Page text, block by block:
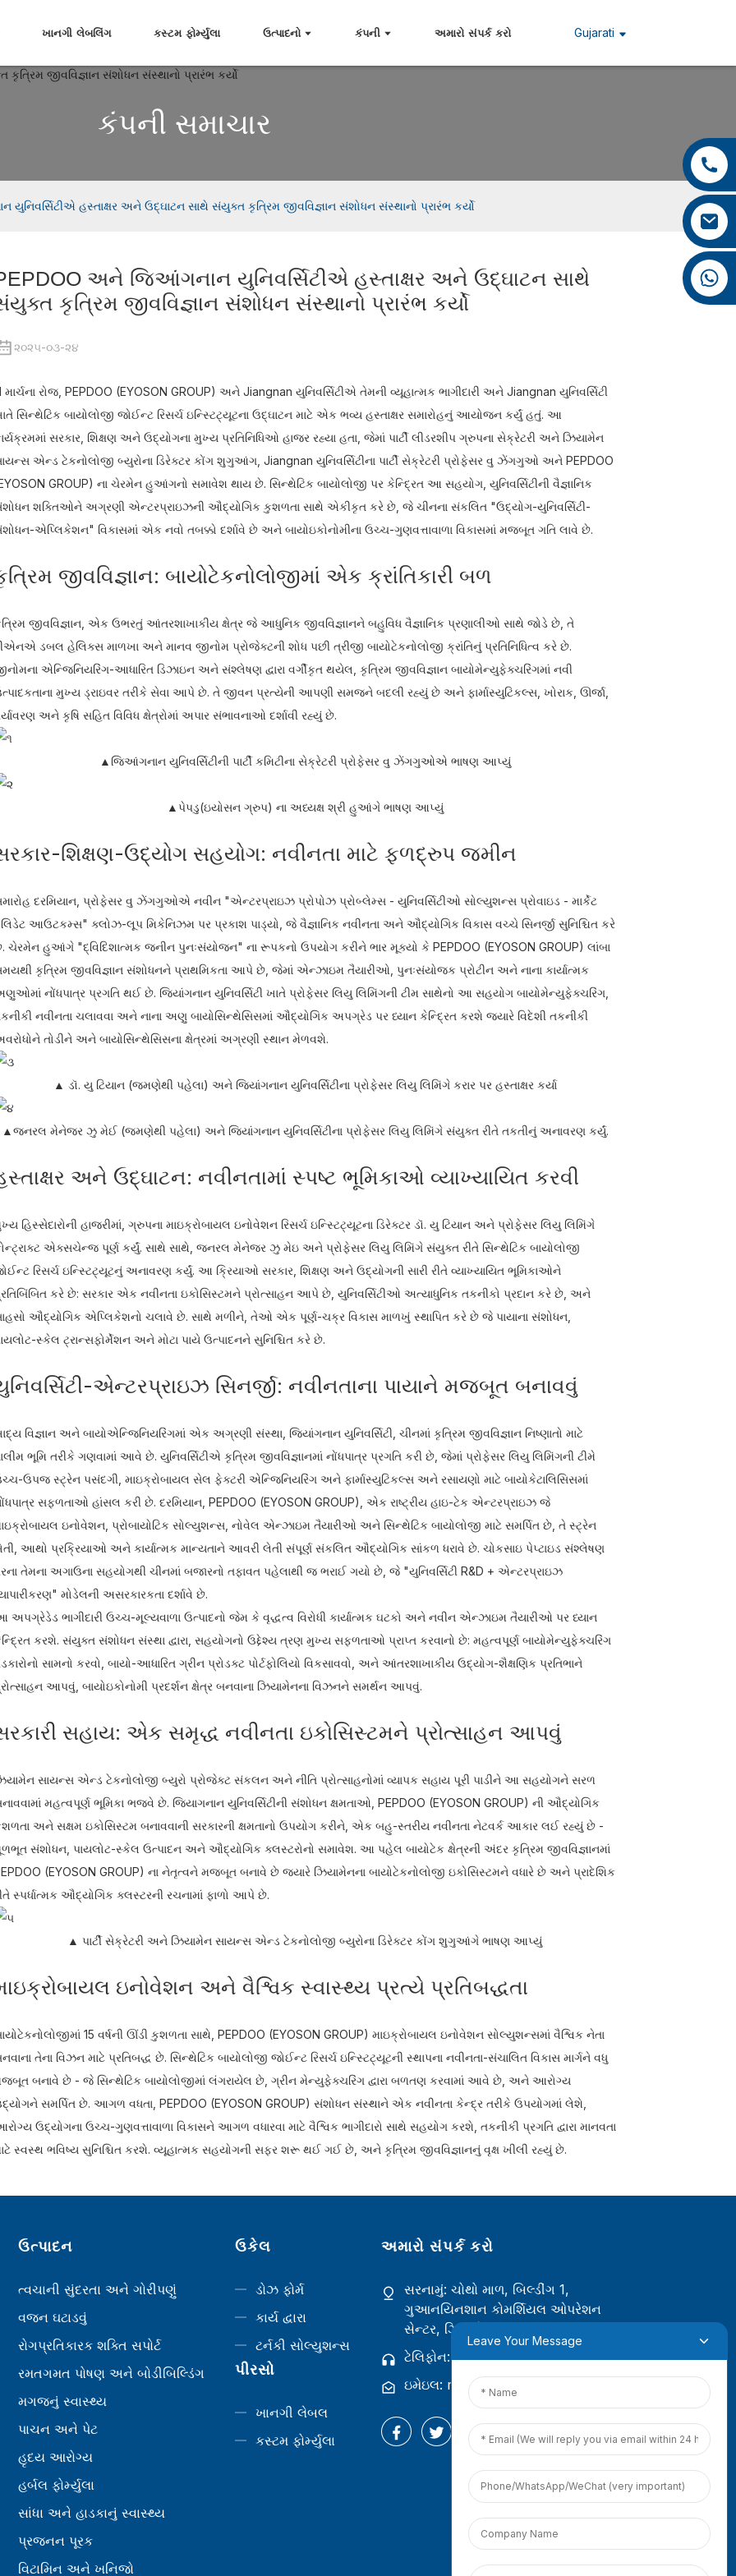
ખાનગી લેબલિંગ કસ્ટમ ફોર્મ્યુલા ઉત્પાદનો કંપની અમારો સંપર્ક કરો Gujarati
+86 0592 5599526
+86 18965423693
કંપની સમાચાર
હસ્તાક્ષર અને ઉદ્ઘાટન સાથે સંયુક્ત કૃત્રિમ જીવવિજ્ઞાન સંશોધન સંસ્થાનો પ્રારંભ કર્યો
અને જિઆંગનાન યુનિવર્સિટીએ હસ્તાક્ષર અને ઉદ્ઘાટન સાથે
કૃત્રિમ જીવવિજ્ઞાન સંશોધન સંસ્થાનો પ્રારંભ કર્યો
૨૦૨૫-૦૩-૨૪
માર્ચના રોજ, PEPDOO (EYOSON GROUP) અને Jiangnan યુનિવર્સિટીએ તેમની વ્યૂહાત્મક ભાગીદારી અને Jiangnan યુનિવર્સિટી
સિન્થેટિક બાયોલોજી જોઈન્ટ રિસર્ચ ઇન્સ્ટિટ્યૂટના ઉદ્ઘાટન માટે એક ભવ્ય હસ્તાક્ષર સમારોહનું આયોજન કર્યું હતું. આ
સરકાર, શિક્ષણ અને ઉદ્યોગના મુખ્ય પ્રતિનિધિઓ હાજર રહ્યા હતા, જેમાં પાર્ટી લીડરશીપ ગ્રુપના સેક્રેટરી અને ઝિયામેન
એન્ડ ટેકનોલોજી બ્યુરોના ડિરેક્ટર કોંગ શુગુઆંગ, Jiangnan યુનિવર્સિટીના પાર્ટી સેક્રેટરી પ્રોફેસર વુ ઝેંગગુઓ અને PEPDOO
GROUP) ના ચેરમેન હુઆંગનો સમાવેશ થાય છે. સિન્થેટિક બાયોલોજી પર કેન્દ્રિત આ સહયોગ, યુનિવર્સિટીની વૈજ્ઞાનિક
શક્તિઓને અગ્રણી એન્ટરપ્રાઇઝની ઔદ્યોગિક કુશળતા સાથે એકીકૃત કરે છે, જે ચીનના સંકલિત "ઉદ્યોગ-યુનિવર્સિટી-
એપ્લિકેશન" વિકાસમાં એક નવો તબક્કો દર્શાવે છે અને બાયોઇકોનોમીના ઉચ્ચ-ગુણવત્તાવાળા વિકાસમાં મજબૂત ગતિ લાવે છે.
જીવવિજ્ઞાન: બાયોટેકનોલોજીમાં એક ક્રાંતિકારી બળ
જીવવિજ્ઞાન, એક ઉભરતું આંતરશાખાકીય ક્ષેત્ર જે આધુનિક જીવવિજ્ઞાનને બહુવિધ વૈજ્ઞાનિક પ્રણાલીઓ સાથે જોડે છે, તે
ડબલ હેલિક્સ માળખા અને માનવ જીનોમ પ્રોજેક્ટની શોધ પછી ત્રીજી બાયોટેકનોલોજી ક્રાંતિનું પ્રતિનિધિત્વ કરે છે.
એન્જિનિયરિંગ-આધારિત ડિઝાઇન અને સંશ્લેષણ દ્વારા વર્ગીકૃત થયેલ, કૃત્રિમ જીવવિજ્ઞાન બાયોમેન્યુફેક્ચરિંગમાં નવી
મુખ્ય ડ્રાઇવર તરીકે સેવા આપે છે. તે જીવન પ્રત્યેની આપણી સમજને બદલી રહ્યું છે અને ફાર્માસ્યુટિકલ્સ, ખોરાક, ઊર્જા,
અને કૃષિ સહિત વિવિધ ક્ષેત્રોમાં અપાર સંભાવનાઓ દર્શાવી રહ્યું છે.
▲જિઆંગનાન યુનિવર્સિટીની પાર્ટી કમિટીના સેક્રેટરી પ્રોફેસર વુ ઝેંગગુઓએ ભાષણ આપ્યું
▲પેપડુ(ઇયોસન ગ્રુપ) ના અધ્યક્ષ શ્રી હુઆંગે ભાષણ આપ્યું
શિક્ષણ-ઉદ્યોગ સહયોગ: નવીનતા માટે ફળદ્રુપ જમીન
દરમિયાન, પ્રોફેસર વુ ઝેંગગુઓએ નવીન "એન્ટરપ્રાઇઝ પ્રોપોઝ પ્રોબ્લેમ્સ - યુનિવર્સિટીઓ સોલ્યુશન્સ પ્રોવાઇડ - માર્કેટ
આઉટકમ્સ" ક્લોઝ-લૂપ મિકેનિઝમ પર પ્રકાશ પાડ્યો, જે વૈજ્ઞાનિક નવીનતા અને ઔદ્યોગિક વિકાસ વચ્ચે સિનર્જી સુનિશ્ચિત કરે
ચેરમેન હુઆંગે "દ્વિદિશાત્મક જનીન પુનઃસંયોજન" ના રૂપકનો ઉપયોગ કરીને ભાર મૂક્યો કે PEPDOO (EYOSON GROUP) લાંબા
કૃત્રિમ જીવવિજ્ઞાન સંશોધનને પ્રાથમિકતા આપે છે, જેમાં એન્ઝાઇમ તૈયારીઓ, પુનઃસંયોજક પ્રોટીન અને નાના કાર્યાત્મક
નોંધપાત્ર પ્રગતિ થઈ છે. જિયાંગનાન યુનિવર્સિટી ખાતે પ્રોફેસર લિયુ લિમિંગની ટીમ સાથેનો આ સહયોગ બાયોમેન્યુફેક્ચરિંગ,
નવીનતા ચલાવવા અને નાના અણુ બાયોસિન્થેસિસમાં ઔદ્યોગિક અપગ્રેડ પર ધ્યાન કેન્દ્રિત કરશે જ્યારે વિદેશી તકનીકી
તોડીને અને બાયોસિન્થેસિસના ક્ષેત્રમાં અગ્રણી સ્થાન મેળવશે.
▲ ડૉ. યુ ટિયાન (જમણેથી પહેલા) અને જિયાંગનાન યુનિવર્સિટીના પ્રોફેસર લિયુ લિમિંગે કરાર પર હસ્તાક્ષર કર્યા
▲જનરલ મેનેજર ઝુ મેઈ (જમણેથી પહેલા) અને જિયાંગનાન યુનિવર્સિટીના પ્રોફેસર લિયુ લિમિંગે સંયુક્ત રીતે તકતીનું અનાવરણ કર્યું.
અને ઉદ્ઘાટન: નવીનતામાં સ્પષ્ટ ભૂમિકાઓ વ્યાખ્યાયિત કરવી
હિસ્સેદારોની હાજરીમાં, ગ્રુપના માઇક્રોબાયલ ઇનોવેશન રિસર્ચ ઇન્સ્ટિટ્યૂટના ડિરેક્ટર ડૉ. યુ ટિયાન અને પ્રોફેસર લિયુ લિમિંગે
એક્સચેન્જ પૂર્ણ કર્યું. સાથે સાથે, જનરલ મેનેજર ઝુ મેઇ અને પ્રોફેસર લિયુ લિમિંગે સંયુક્ત રીતે સિન્થેટિક બાયોલોજી
રિસર્ચ ઇન્સ્ટિટ્યૂટનું અનાવરણ કર્યું. આ ક્રિયાઓ સરકાર, શિક્ષણ અને ઉદ્યોગની સારી રીતે વ્યાખ્યાયિત ભૂમિકાઓને
કરે છે: સરકાર એક નવીનતા ઇકોસિસ્ટમને પ્રોત્સાહન આપે છે, યુનિવર્સિટીઓ અત્યાધુનિક તકનીકો પ્રદાન કરે છે, અને
ઔદ્યોગિક એપ્લિકેશનો ચલાવે છે. સાથે મળીને, તેઓ એક પૂર્ણ-ચક્ર વિકાસ માળખું સ્થાપિત કરે છે જે પાયાના સંશોધન,
સ્કેલ ટ્રાન્સફોર્મેશન અને મોટા પાયે ઉત્પાદનને સુનિશ્ચિત કરે છે.
એન્ટરપ્રાઇઝ સિનર્જી: નવીનતાના પાયાને મજબૂત બનાવવું
વિજ્ઞાન અને બાયોએન્જિનિયરિંગમાં એક અગ્રણી સંસ્થા, જિયાંગનાન યુનિવર્સિટી, ચીનમાં કૃત્રિમ જીવવિજ્ઞાન નિષ્ણાતો માટે
ભૂમિ તરીકે ગણવામાં આવે છે. યુનિવર્સિટીએ કૃત્રિમ જીવવિજ્ઞાનમાં નોંધપાત્ર પ્રગતિ કરી છે, જેમાં પ્રોફેસર લિયુ લિમિંગની ટીમે
ઉપજ સ્ટ્રેન પસંદગી, માઇક્રોબાયલ સેલ ફેક્ટરી એન્જિનિયરિંગ અને ફાર્માસ્યુટિકલ્સ અને રસાયણો માટે બાયોકેટાલિસિસમાં
સફળતાઓ હાંસલ કરી છે. દરમિયાન, PEPDOO (EYOSON GROUP), એક રાષ્ટ્રીય હાઇ-ટેક એન્ટરપ્રાઇઝ જે
ઇનોવેશન, પ્રોબાયોટિક સોલ્યુશન્સ, નોવેલ એન્ઝાઇમ તૈયારીઓ અને સિન્થેટિક બાયોલોજી માટે સમર્પિત છે, તે સ્ટ્રેન
આથો પ્રક્રિયાઓ અને કાર્યાત્મક માન્યતાને આવરી લેતી સંપૂર્ણ સંકલિત ઔદ્યોગિક સાંકળ ધરાવે છે. ચોકસાઇ પેપ્ટાઇડ સંશ્લેષણ
તેમના અગાઉના સહયોગથી ચીનમાં બજારનો તફાવત પહેલાથી જ ભરાઈ ગયો છે, જે "યુનિવર્સિટી R&D + એન્ટરપ્રાઇઝ
મોડેલની અસરકારકતા દર્શાવે છે.
અપગ્રેડેડ ભાગીદારી ઉચ્ચ-મૂલ્યવાળા ઉત્પાદનો જેમ કે વૃદ્ધત્વ વિરોધી કાર્યાત્મક ઘટકો અને નવીન એન્ઝાઇમ તૈયારીઓ પર ધ્યાન
કરશે. સંયુક્ત સંશોધન સંસ્થા દ્વારા, સહયોગનો ઉદ્દેશ્ય ત્રણ મુખ્ય સફળતાઓ પ્રાપ્ત કરવાનો છે: મહત્વપૂર્ણ બાયોમેન્યુફેક્ચરિંગ
સામનો કરવો, બાયો-આધારિત ગ્રીન પ્રોડક્ટ પોર્ટફોલિયો વિકસાવવો, અને આંતરશાખાકીય ઉદ્યોગ-શૈક્ષણિક પ્રતિભાને
આપવું, બાયોઇકોનોમી પ્રદર્શન ક્ષેત્ર બનવાના ઝિયામેનના વિઝનને સમર્થન આપવું.
સહાય: એક સમૃદ્ધ નવીનતા ઇકોસિસ્ટમને પ્રોત્સાહન આપવું
સાયન્સ એન્ડ ટેકનોલોજી બ્યુરો પ્રોજેક્ટ સંકલન અને નીતિ પ્રોત્સાહનોમાં વ્યાપક સહાય પૂરી પાડીને આ સહયોગને સરળ
મહત્વપૂર્ણ ભૂમિકા ભજવે છે. જિયાગનાન યુનિવર્સિટીની સંશોધન ક્ષમતાઓ, PEPDOO (EYOSON GROUP) ની ઔદ્યોગિક
અને સક્ષમ ઇકોસિસ્ટમ બનાવવાની સરકારની ક્ષમતાનો ઉપયોગ કરીને, એક બહુ-સ્તરીય નવીનતા નેટવર્ક આકાર લઈ રહ્યું છે -
સંશોધન, પાયલોટ-સ્કેલ ઉત્પાદન અને ઔદ્યોગિક ક્લસ્ટરોનો સમાવેશ. આ પહેલ બાયોટેક ક્ષેત્રની અંદર કૃત્રિમ જીવવિજ્ઞાનમાં
(EYOSON GROUP) ના નેતૃત્વને મજબૂત બનાવે છે જ્યારે ઝિયામેનના બાયોટેકનોલોજી ઇકોસિસ્ટમને વધારે છે અને પ્રાદેશિક
સ્પર્ધાત્મક ઔદ્યોગિક ક્લસ્ટરની રચનામાં ફાળો આપે છે.
▲ પાર્ટી સેક્રેટરી અને ઝિયામેન સાયન્સ એન્ડ ટેકનોલોજી બ્યુરોના ડિરેક્ટર કોંગ શુગુઆંગે ભાષણ આપ્યું
ઇનોવેશન અને વૈશ્વિક સ્વાસ્થ્ય પ્રત્યે પ્રતિબદ્ધતા
15 વર્ષની ઊંડી કુશળતા સાથે, PEPDOO (EYOSON GROUP) માઇક્રોબાયલ ઇનોવેશન સોલ્યુશન્સમાં વૈશ્વિક નેતા
તેના વિઝન માટે પ્રતિબદ્ધ છે. સિન્થેટિક બાયોલોજી જોઈન્ટ રિસર્ચ ઇન્સ્ટિટ્યૂટની સ્થાપના નવીનતા-સંચાલિત વિકાસ માર્ગને વધુ
બનાવે છે - જે સિન્થેટિક બાયોલોજીમાં લંગરાયેલ છે, ગ્રીન મેન્યુફેક્ચરિંગ દ્વારા બળતણ કરવામાં આવે છે, અને આરોગ્ય
સમર્પિત છે. આગળ વધતા, PEPDOO (EYOSON GROUP) સંશોધન સંસ્થાને એક નવીનતા કેન્દ્ર તરીકે ઉપયોગમાં લેશે,
ઉદ્યોગના ઉચ્ચ-ગુણવત્તાવાળા વિકાસને આગળ વધારવા માટે વૈશ્વિક ભાગીદારો સાથે સહયોગ કરશે, તકનીકી પ્રગતિ દ્વારા માનવતા
સ્વસ્થ ભવિષ્ય સુનિશ્ચિત કરશે. વ્યૂહાત્મક સહયોગની સફર શરૂ થઈ ગઈ છે, અને કૃત્રિમ જીવવિજ્ઞાનનું વૃક્ષ ખીલી રહ્યું છે.
ઉત્પાદન
ત્વચાની સુંદરતા અને ગોરીપણું
વજન ઘટાડવું
રોગપ્રતિકારક શક્તિ સપોર્ટ
રમતગમત પોષણ અને બોડીબિલ્ડિંગ
મગજનું સ્વાસ્થ્ય
પાચન અને પેટ
હૃદય આરોગ્ય
હર્બલ ફોર્મ્યુલા
સાંધા અને હાડકાનું સ્વાસ્થ્ય
પ્રજનન પૂરક
વિટામિન અને ખનિજો
ઉકેલ
ડોઝ ફોર્મ
કાર્ય દ્વારા
ટર્નકી સોલ્યુશન્સ
પીરસો
ખાનગી લેબલ
કસ્ટમ ફોર્મ્યુલા
અમારો સંપર્ક કરો
સરનામું: ચોથો માળ, બિલ્ડીંગ 1,
ગુઆનયિનશાન કોમર્શિયલ ઓપરેશન
સેન્ટર, ઝિયામેન, ફુજિયન, ચીન
ટેલિફોન: +86 18965423693
ઇમેઇલ: mina.cao@foxmail.com
Leave Your Message